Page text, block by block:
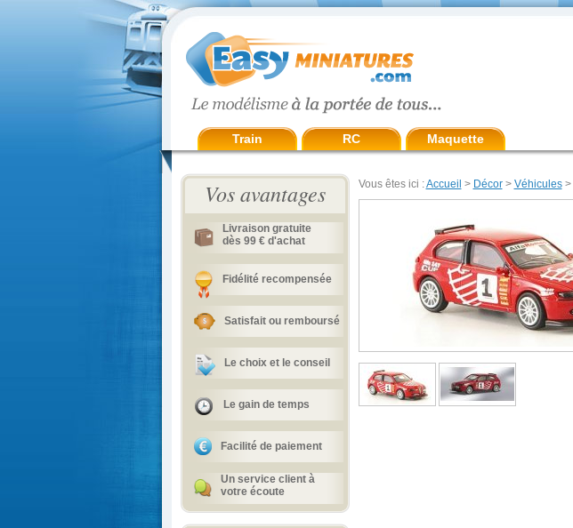
Train RC Maquette
Vos avantages
Livraison gratuite
dès 99 € d'achat
Fidélité recompensée
Satisfait ou remboursé
Le choix et le conseil
Le gain de temps
Facilité de paiement
Un service client à
votre écoute
Vous êtes ici :Accueil > Décor> Véhicules>